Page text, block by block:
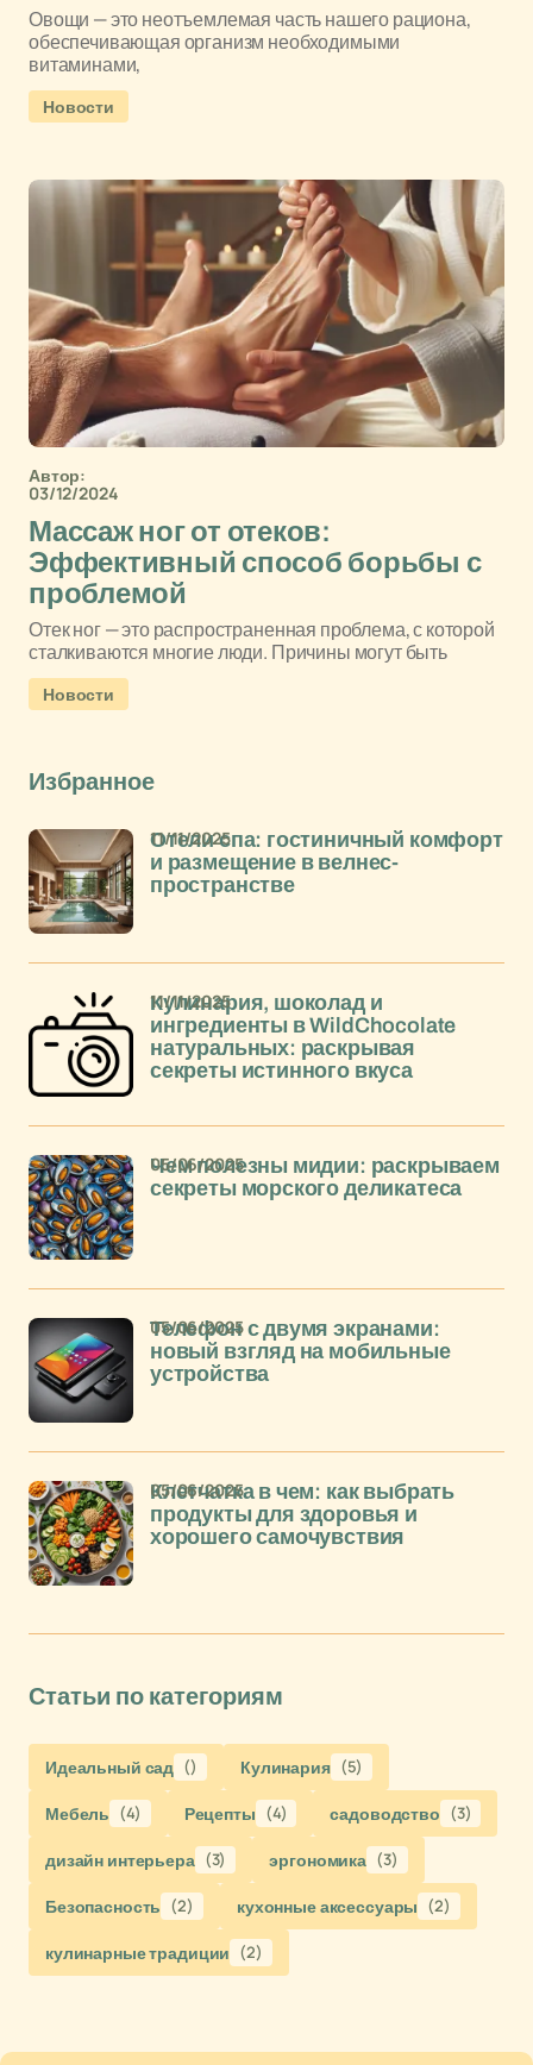
Овощи — это неотъемлемая часть нашего рациона,
обеспечивающая организм необходимыми
витаминами,
Новости
Автор:
03/12/2024
Массаж ног от отеков:
Эффективный способ борьбы с
проблемой
Отек ног — это распространенная проблема, с которой
сталкиваются многие люди. Причины могут быть
Новости
Избранное
Отели спа: гостиничный комфорт
и размещение в велнес-
пространстве
11/11/2025
Кулинария, шоколад и
ингредиенты в WildChocolate
натуральных: раскрывая
секреты истинного вкуса
11/11/2025
Чем полезны мидии: раскрываем
секреты морского деликатеса
05/06/2025
Телефон с двумя экранами:
новый взгляд на мобильные
устройства
05/06/2025
Клетчатка в чем: как выбрать
продукты для здоровья и
хорошего самочувствия
05/06/2025
Статьи по категориям
Идеальный сад () Кулинария (5)
Мебель (4) Рецепты (4) садоводство (3)
дизайн интерьера (3) эргономика (3)
Безопасность (2) кухонные аксессуары (2)
кулинарные традиции (2)